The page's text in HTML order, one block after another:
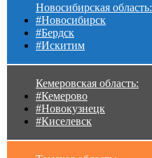
Новосибирская область:
#Новосибирск
#Бердск
#Искитим
Кемеровская область:
#Кемерово
#Новокузнецк
#Киселевск